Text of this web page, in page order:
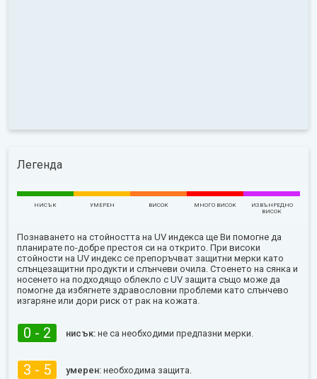
Легенда
НИСЪК УМЕРЕН ВИСОК МНОГО ВИСОК
ИЗВЪНРЕДНО
ВИСОК
Познаването на стойността на UV индекса ще Ви помогне да
планирате по-добре престоя си на открито. При високи
стойности на UV индекс се препоръчват защитни мерки като
слънцезащитни продукти и слънчеви очила. Стоенето на сянка и
носенето на подходящо облекло с UV защита също може да
помогне да избягнете здравословни проблеми като слънчево
изгаряне или дори риск от рак на кожата.
0 - 2 нисък: не са необходими предпазни мерки.
3 - 5 умерен: необходима защита.